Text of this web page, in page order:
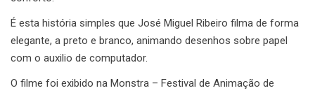
É esta história simples que José Miguel Ribeiro filma de forma
elegante, a preto e branco, animando desenhos sobre papel
com o auxilio de computador.
O filme foi exibido na Monstra – Festival de Animação de